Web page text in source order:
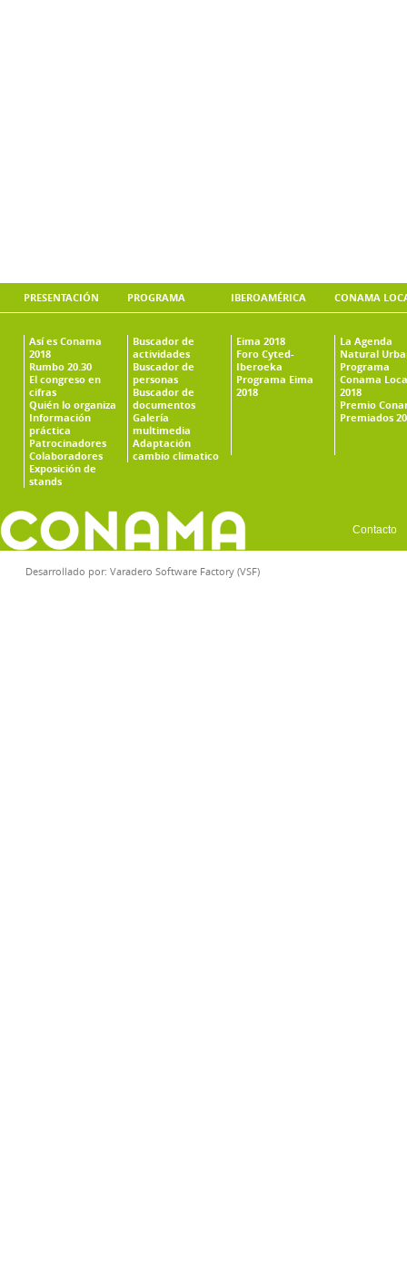
PRESENTACIÓN
Así es Conama
2018
Rumbo 20.30
El congreso en
cifras
Quién lo organiza
Información
práctica
Patrocinadores
Colaboradores
Exposición de
stands
PROGRAMA
Buscador de
actividades
Buscador de
personas
Buscador de
documentos
Galería
multimedia
Adaptación
cambio climatico
IBEROAMÉRICA
Eima 2018
Foro Cyted-
Iberoeka
Programa Eima
2018
CONAMA
La Agenda
Natural
Programa
Conama
2018
Premio
Premiados
Contacto
Desarrollado por: Varadero Software Factory (VSF)